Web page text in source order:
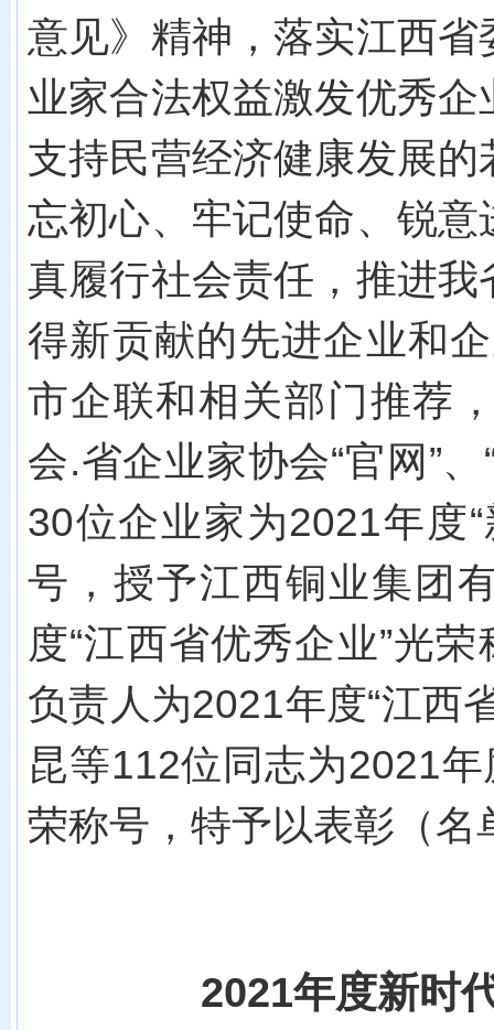
意见》精神，落实江西
业家合法权益激发优秀
支持民营经济健康发展
忘初心、牢记使命、锐
真履行社会责任，推进
得新贡献的先进企业和
市企联和相关部门推荐
会.省企业家协会“官网”
30位企业家为2021年度
号，授予江西铜业集团
度“江西省优秀企业”光
负责人为2021年度“江西
昆等112位同志为2021年
荣称号，特予以表彰（名
2021年度新时